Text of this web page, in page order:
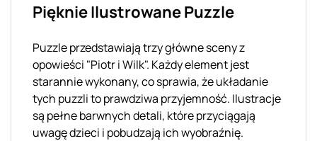
Pięknie Ilustrowane Puzzle
Puzzle przedstawiają trzy główne sceny z
opowieści "Piotr i Wilk". Każdy element jest
starannie wykonany, co sprawia, że układanie
tych puzzli to prawdziwa przyjemność. Ilustracje
są pełne barwnych detali, które przyciągają
uwagę dzieci i pobudzają ich wyobraźnię.